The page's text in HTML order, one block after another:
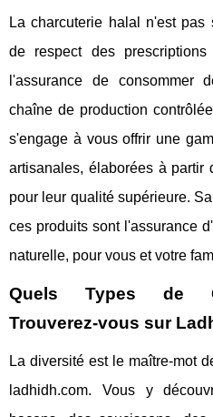
La charcuterie halal n'est pas
de respect des
l'assurance de consommer
chaîne de production
s'engage à vous offrir une
artisanales, élaborées à partir
pour leur qualité supérieure.
ces produits sont l'assurance
naturelle, pour vous et votre
Quels Types de
Trouverez-vous sur
La diversité est le maître-mot
ladhidh.com. Vous y